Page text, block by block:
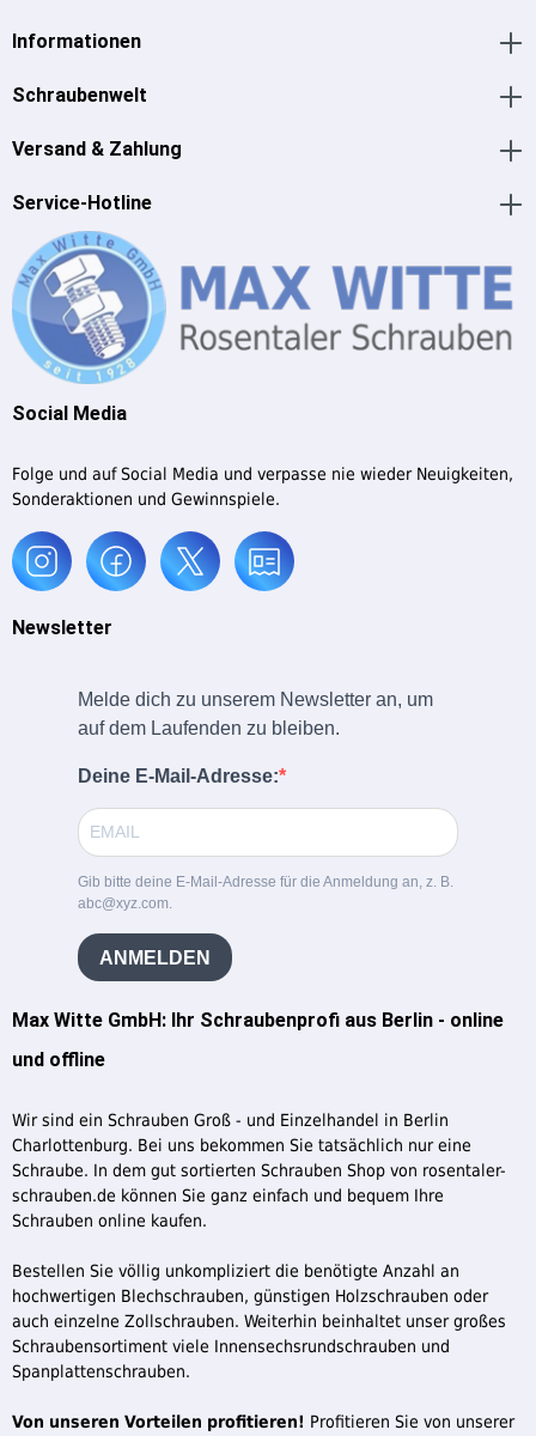
Informationen
Schraubenwelt
Versand & Zahlung
Service-Hotline
Max Witte GmbH: Ihr Schraubenprofi aus Berlin - online
und offline
Wir sind ein Schrauben Groß - und Einzelhandel in Berlin
Charlottenburg. Bei uns bekommen Sie tatsächlich nur eine
Schraube. In dem gut sortierten Schrauben Shop von rosentaler-
schrauben.de können Sie ganz einfach und bequem Ihre
Schrauben online kaufen.
Bestellen Sie völlig unkompliziert die benötigte Anzahl an
hochwertigen Blechschrauben, günstigen Holzschrauben oder
auch einzelne Zollschrauben. Weiterhin beinhaltet unser großes
Schraubensortiment viele Innensechsrundschrauben und
Spanplattenschrauben.
Von unseren Vorteilen profitieren! Profitieren Sie von unserer
Social Media
Folge und auf Social Media und verpasse nie wieder Neuigkeiten,
Sonderaktionen und Gewinnspiele.
Newsletter
Melde dich zu unserem Newsletter an, um
auf dem Laufenden zu bleiben.
Deine E-Mail-Adresse:
Gib bitte deine E-Mail-Adresse für die Anmeldung an, z. B.
abc@xyz.com.
ANMELDEN